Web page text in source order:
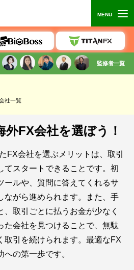
監修者一覧
社一覧
外FX会社を選ぼう！
FX会社を選ぶメリットは、取引
てスタートできることです。初
ールや、質問に答えてくれるサ
ながら進められます。また、手
取引ごとに払うお金が少なく
た会社を見つけることで、無駄
取引を続けられます。最適なFX
の第一歩です。